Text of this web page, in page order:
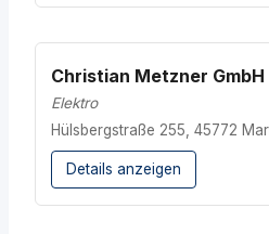
Christian Metzner GmbH
Elektro
Hülsbergstraße 255, 45772 Marl
Details anzeigen